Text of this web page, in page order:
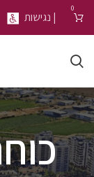
0
| נגישות